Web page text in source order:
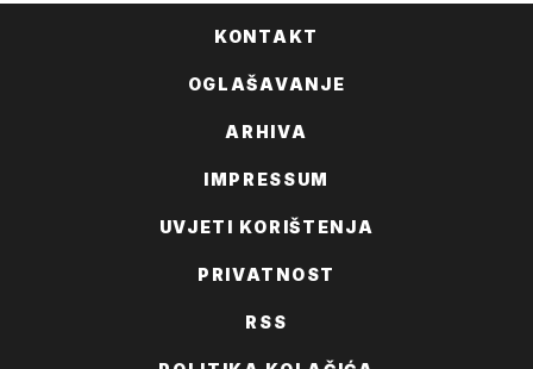
KONTAKT
OGLAŠAVANJE
ARHIVA
IMPRESSUM
UVJETI KORIŠTENJA
PRIVATNOST
RSS